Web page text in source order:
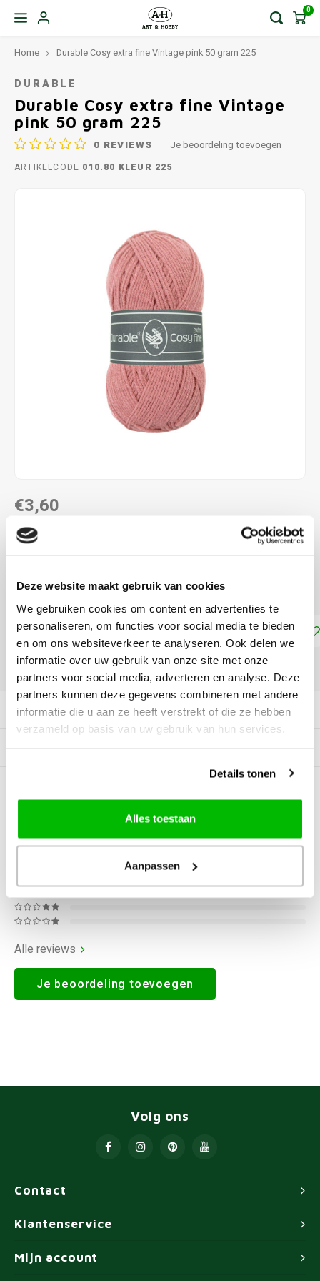
Deze website maakt gebruik van cookies
We gebruiken cookies om content en advertenties te
personaliseren, om functies voor social media te bieden
en om ons websiteverkeer te analyseren. Ook delen we
informatie over uw gebruik van onze site met onze
partners voor social media, adverteren en analyse. Deze
partners kunnen deze gegevens combineren met andere
informatie die u aan ze heeft verstrekt of die ze hebben
verzameld op basis van uw gebruik van hun services.
Details tonen
Alles toestaan
Aanpassen
0
Home Durable Cosy extra fine Vintage pink 50 gram 225
DURABLE
Durable Cosy extra fine Vintage
pink 50 gram 225
0 REVIEWS Je beoordeling toevoegen
ARTIKELCODE 010.80 KLEUR 225
€3,60
DIRECT LEVERBAAR
meer
Toevoegen aan winkelwagen
Productomschrijving
0Reviews
Alle reviews
Je beoordeling toevoegen
Contact
Volg ons
Klantenservice
Mijn account